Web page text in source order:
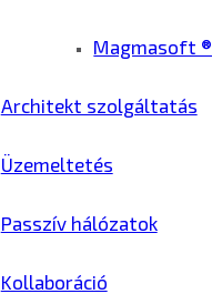
Magmasoft ®
Architekt szolgáltatás
Üzemeltetés
Passzív hálózatok
Kollaboráció